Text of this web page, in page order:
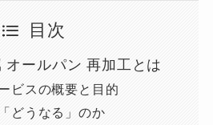
目次
オールパン 再加工とは
ビスの概要と目的
どうなる」のか